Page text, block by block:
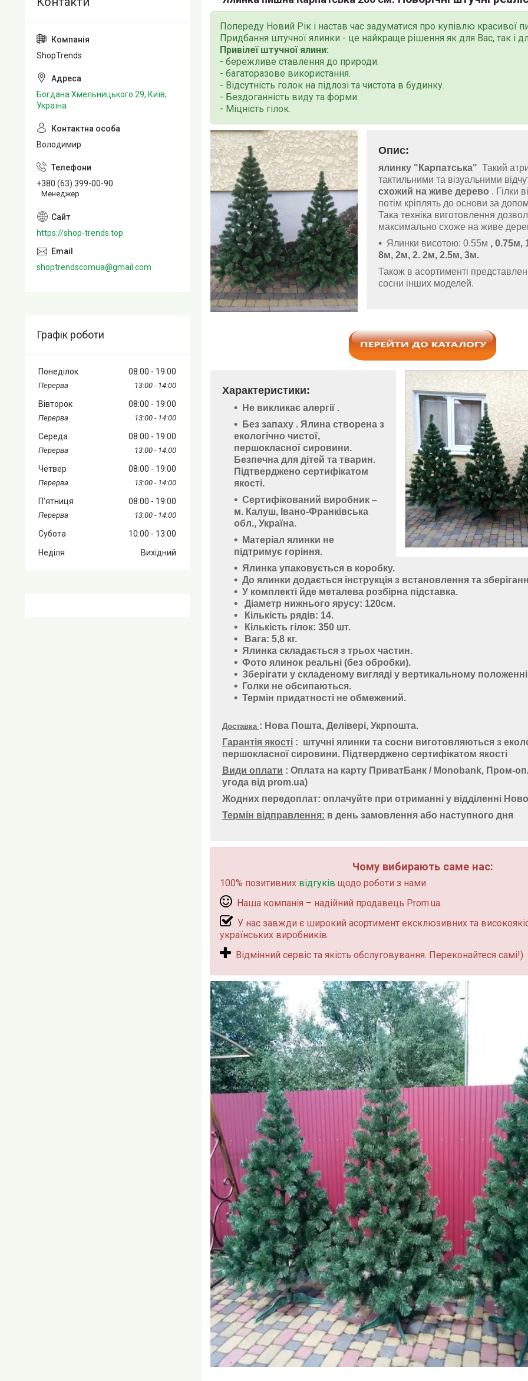
Попереду Новий Рік і настав час задуматися про купівлю красивої
Придбання штучної ялинки - це найкраще рішення як для Вас, так і
Привілеї штучної ялини:
- бережливе ставлення до природи.
- багаторазове використання.
- Відсутність голок на підлозі та чистота в будинку.
- Бездоганність виду та форми.
- Міцність гілок.
Опис:
ялинку "Карпатська" Такий
тактильними та візуальними
схожий на живе дерево . Гілки
потім кріплять до основи за
Така техніка виготовлення
максимально схоже на живе
Ялинки висотою: 0.55м , 0.75м,
8м, 2м, 2. 2м, 2.5м, 3м.
Також в асортименті
сосни інших моделей.
Характеристики:
Не викликає алергії .
Без запаху . Ялина створена з
екологічно чистої,
першокласної сировини.
Безпечна для дітей та тварин.
Підтверджено сертифікатом
якості.
Сертифікований виробник –
м. Калуш, Івано-Франківська
обл., Україна.
Матеріал ялинки не
підтримує горіння.
Ялинка упаковується в коробку.
До ялинки додається інструкція з встановлення та
У комплекті йде металева розбірна підставка.
Діаметр нижнього ярусу: 120см.
Кількість рядів: 14.
Кількість гілок: 350 шт.
Вага: 5,8 кг.
Ялинка складається з трьох частин.
Фото ялинок реальні (без обробки).
Зберігати у складеному вигляді у вертикальному
Голки не обсипаються.
Термін придатності не обмежений.
Доставка : Нова Пошта, Делівері, Укрпошта.
Гарантія якості : штучні ялинки та сосни виготовляються з
першокласної сировини. Підтверджено сертифікатом якості
Види оплати : Оплата на карту ПриватБанк / Monobank, Пром-
угода від prom.ua)
Жодних передоплат: оплачуйте при отриманні у відділенні
Термін відправлення: в день замовлення або наступного дня
Чому вибирають саме нас:
100% позитивних відгуків щодо роботи з нами.
Наша компанія – надійний продавець Prom.ua.
У нас завжди є широкий асортимент ексклюзивних та
українських виробників.
Відмінний сервіс та якість обслуговування. Переконайтеся самі!)
ShopTrends
Богдана Хмельницького 29, Київ,
Україна
Володимир
+380 (63) 399-00-90
Менеджер
https://shop-trends.top
shoptrendscomua@gmail.com
Графік роботи
Понеділок 08:00 19:00
13:00 14:00
Вівторок 08:00 19:00
13:00 14:00
Середа 08:00 19:00
13:00 14:00
Четвер 08:00 19:00
13:00 14:00
Пʼятниця 08:00 19:00
13:00 14:00
Субота 10:00
13:00
Неділя
Вихідний